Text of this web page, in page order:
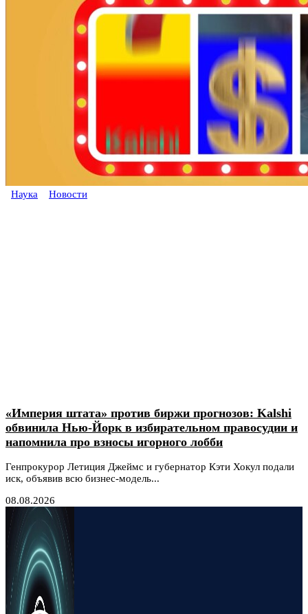
Наука Новости
«Империя штата» против биржи прогнозов: Kalshi
обвинила Нью-Йорк в избирательном правосудии и
напомнила про взносы игорного лобби
Генпрокурор Летиция Джеймс и губернатор Кэти Хокул подали
иск, объявив всю бизнес-модель...
08.08.2026